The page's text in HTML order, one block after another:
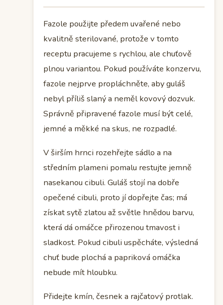
Fazole použijte předem uvařené nebo
kvalitně sterilované, protože v tomto
receptu pracujeme s rychlou, ale chuťově
plnou variantou. Pokud používáte konzervu,
fazole nejprve propláchněte, aby guláš
nebyl příliš slaný a neměl kovový dozvuk.
Správně připravené fazole musí být celé,
jemné a měkké na skus, ne rozpadlé.
V širším hrnci rozehřejte sádlo a na
středním plameni pomalu restujte jemně
nasekanou cibuli. Guláš stojí na dobře
opečené cibuli, proto jí dopřejte čas; má
získat sytě zlatou až světle hnědou barvu,
která dá omáčce přirozenou tmavost i
sladkost. Pokud cibuli uspěcháte, výsledná
chuť bude plochá a papriková omáčka
nebude mít hloubku.
Přidejte kmín, česnek a rajčatový protlak.